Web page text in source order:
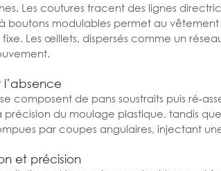
Les coutures tracent des lignes
boutons modulables permet au
Les œillets, dispersés comme un
composent de pans soustraits puis
du moulage plastique, tandis
par coupes angulaires, injectant
et précision